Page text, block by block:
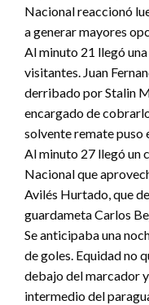
Nacional reaccionó
a generar mayores
Al minuto 21 llegó
visitantes. Juan
derribado por Stalin
encargado de
solvente remate puso
Al minuto 27 llegó un
Nacional que
Avilés Hurtado, que
guardameta Carlos
Se anticipaba una
de goles. Equidad no
debajo del marcador
intermedio del